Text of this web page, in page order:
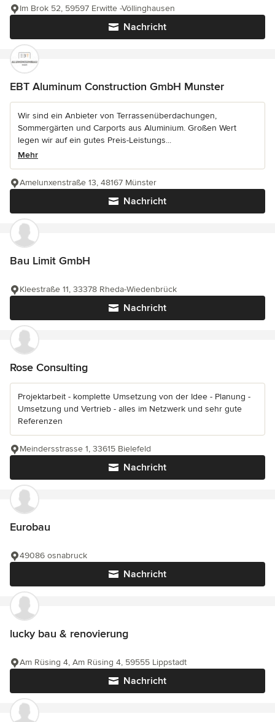
Nachricht
Im Brok 52, 59597 Erwitte -Völlinghausen
EBT Aluminum Construction GmbH Munster
Wir sind ein Anbieter von Terrassenüberdachungen,
Sommergärten und Carports aus Aluminium. Großen Wert
legen wir auf ein gutes Preis-Leistungs...
Mehr
Nachricht
Amelunxenstraße 13, 48167 Münster
Bau Limit GmbH
Nachricht
Kleestraße 11, 33378 Rheda-Wiedenbrück
Rose Consulting
Projektarbeit - komplette Umsetzung von der Idee - Planung -
Umsetzung und Vertrieb - alles im Netzwerk und sehr gute
Referenzen
Nachricht
Meindersstrasse 1, 33615 Bielefeld
Eurobau
Nachricht
49086 osnabruck
lucky bau & renovierung
Nachricht
Am Rüsing 4, Am Rüsing 4, 59555 Lippstadt